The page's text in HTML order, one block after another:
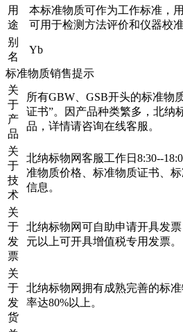
用
途
本标准物质可作为工作标准，
可用于检测方法评价和仪器校
别
名
Yb
标准物质销售提示
关
于
产
品
所有GBW、GSB开头的标准物
证书”。因产品种类繁多，北纳
品，详情请咨询在线客服。
关
于
技
术
北纳标物网客服工作日8:30--
准物质价格、标准物质证书、
信息。
关
于
发
票
北纳标物网可自助申请开具发
元以上可开具增值税专用发票。
关
于
发
货
北纳标物网拥有成熟完善的标
率达80%以上。